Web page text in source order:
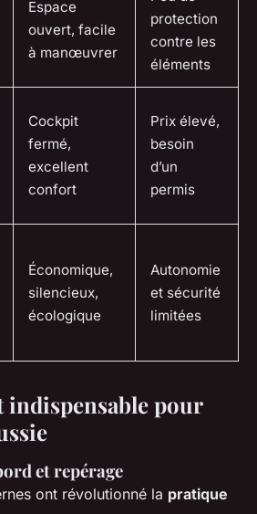
Espace
ouvert, facile
à manœuvrer
protection
contre les
éléments
Cockpit
fermé,
excellent
confort
Prix élevé,
besoin
d’un
permis
Économique,
silencieux,
écologique
Autonomie
et sécurité
limitées
indispensable pour
et repérage
ont révolutionné la pratique